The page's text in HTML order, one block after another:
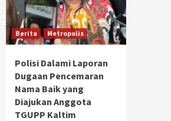
Berita Metropolis
Polisi Dalami Laporan
Dugaan Pencemaran
Nama Baik yang
Diajukan Anggota
TGUPP Kaltim